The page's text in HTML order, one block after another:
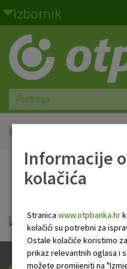
Skoči na glavni sadržaj
Izbornik
Građani
Privatno bankarstvo
Agro
Mala poduzeća i obrtnici
Srednja i velika poduzeća
Faktoring
O nama
Početna
PB
HR Newsletter
Informacije
kolačića
Stranica www.otpbanka.hr
kolačići su potrebni za
Ostale kolačiće koristimo
prikaz relevantnih oglasa i
možete promijeniti na